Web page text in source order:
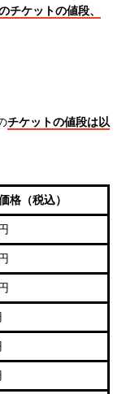
チケットの値段、
チケットの値段は以
格（税込）